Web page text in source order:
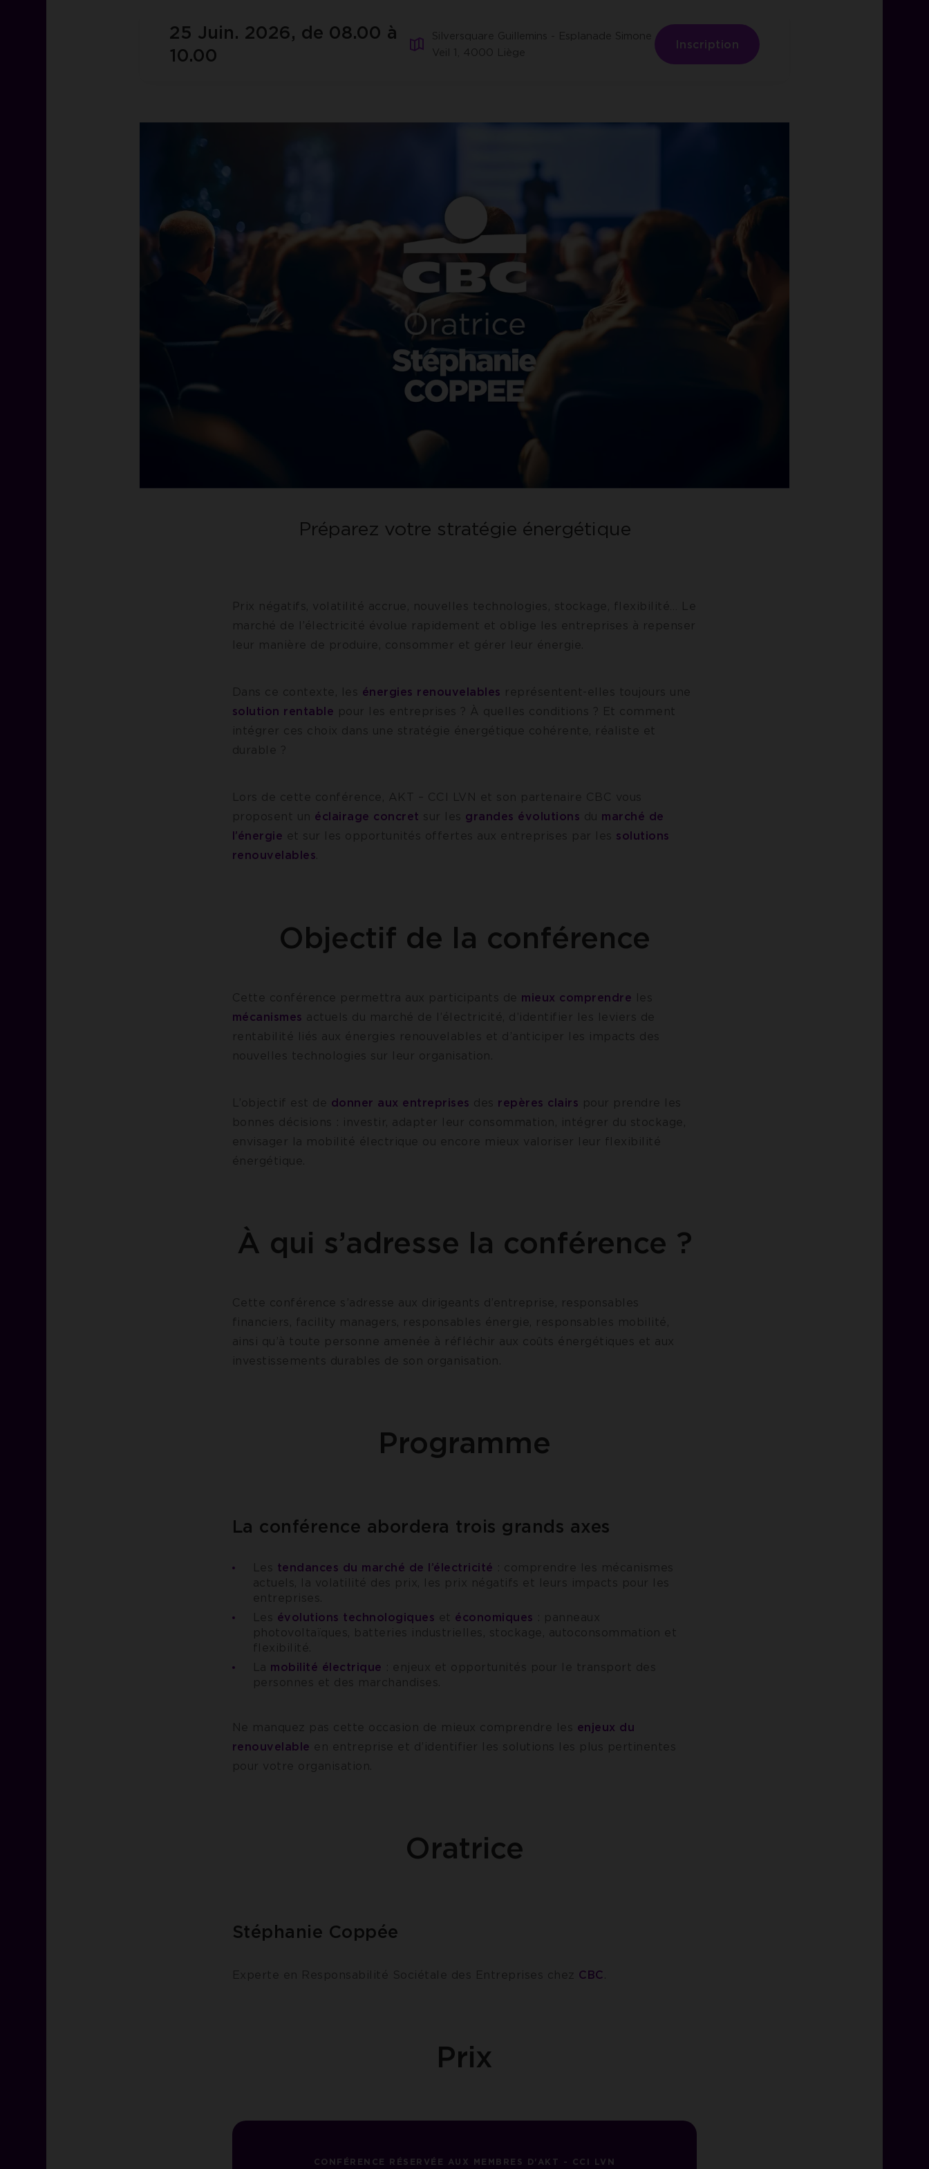
25 Juin. 2026, de 08.00 à
10.00
Silversquare Guillemins - Esplanade Simone
Veil 1, 4000 Liège
Inscription
Préparez votre stratégie énergétique
Prix négatifs, volatilité accrue, nouvelles technologies, stockage, flexibilité… Le
marché de l’électricité évolue rapidement et oblige les entreprises à repenser
leur manière de produire, consommer et gérer leur énergie.
Dans ce contexte, les énergies renouvelables représentent-elles toujours une
solution rentable pour les entreprises ? À quelles conditions ? Et comment
intégrer ces choix dans une stratégie énergétique cohérente, réaliste et
durable ?
Lors de cette conférence, AKT – CCI LVN et son partenaire CBC vous
proposent un éclairage concret sur les grandes évolutions du marché de
l’énergie et sur les opportunités offertes aux entreprises par les solutions
renouvelables.
Objectif de la conférence
Cette conférence permettra aux participants de mieux comprendre les
mécanismes actuels du marché de l’électricité, d’identifier les leviers de
rentabilité liés aux énergies renouvelables et d’anticiper les impacts des
nouvelles technologies sur leur organisation.
L’objectif est de donner aux entreprises des repères clairs pour prendre les
bonnes décisions : investir, adapter leur consommation, intégrer du stockage,
envisager la mobilité électrique ou encore mieux valoriser leur flexibilité
énergétique.
À qui s’adresse la conférence ?
Cette conférence s’adresse aux dirigeants d’entreprise, responsables
financiers, facility managers, responsables énergie, responsables mobilité,
ainsi qu’à toute personne amenée à réfléchir aux coûts énergétiques et aux
investissements durables de son organisation.
Programme
La conférence abordera trois grands axes
Les tendances du marché de l’électricité : comprendre les mécanismes
actuels, la volatilité des prix, les prix négatifs et leurs impacts pour les
entreprises.
Les évolutions technologiques et économiques : panneaux
photovoltaïques, batteries industrielles, stockage, autoconsommation et
flexibilité.
La mobilité électrique : enjeux et opportunités pour le transport des
personnes et des marchandises.
Ne manquez pas cette occasion de mieux comprendre les enjeux du
renouvelable
en entreprise et d’identifier les solutions les plus pertinentes
pour votre organisation.
Oratrice
Stéphanie Coppée
Experte en Responsabilité Sociétale des Entreprises chez CBC
Prix
CONFÉRENCE RÉSERVÉE AUX MEMBRES D'AKT - CCI LVN